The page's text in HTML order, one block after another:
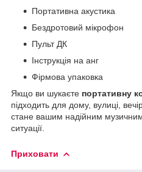
Портативна акустика
Бездротовий мікрофон
Пульт ДК
Інструкція на анг
Фірмова упаковка
Якщо ви шукаєте портативну
підходить для дому, вулиці,
стане вашим надійним
ситуації.
Приховати